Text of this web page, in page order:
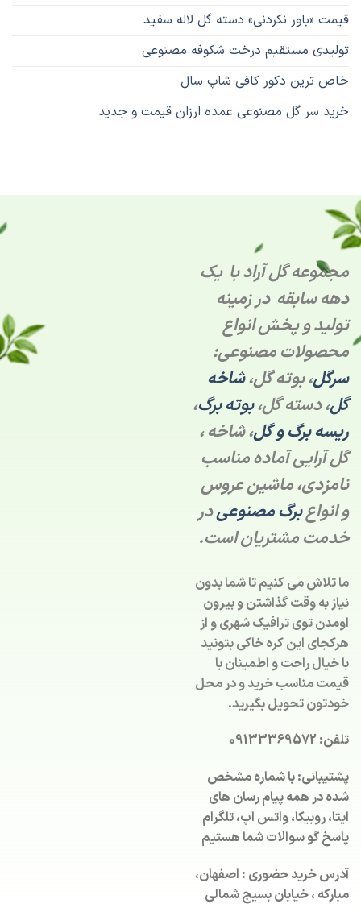
قیمت «باور نکردنی» دسته گل لاله سفید
تولیدی مستقیم درخت شکوفه مصنوعی
خاص ترین دکور کافی شاپ سال
خرید سر گل مصنوعی عمده ارزان قیمت و جدید
مجموعه گل آراد با یک
دهه سابقه در زمینه
تولید و پخش انواع
محصولات مصنوعی:
سرگل، بوته گل،شاخه
گل، دسته گل،بوته برگ،
ریسه برگ و گل، شاخه ،
گل آرایی آماده مناسب
نامزدی، ماشین عروس
و انواعبرگ مصنوعیدر
خدمت مشتریان است.
ما تلاش می کنیم تا شما بدون
نیاز به وقت گذاشتن و بیرون
اومدن توی ترافیک شهری و از
هرکجای این کره خاکی بتونید
با خیال راحت و اطمینان با
قیمت مناسب خرید و در محل
خودتون تحویل بگیرید.
تلفن: 09133369572
پشتیبانی: با شماره مشخص
شده در همه پیام رسان های
ایتا، روبیکا، واتس اپ، تلگرام
پاسخ گو سوالات شما هستیم
آدرس خرید حضوری : اصفهان،
مبارکه ، خیابان بسیج شمالی